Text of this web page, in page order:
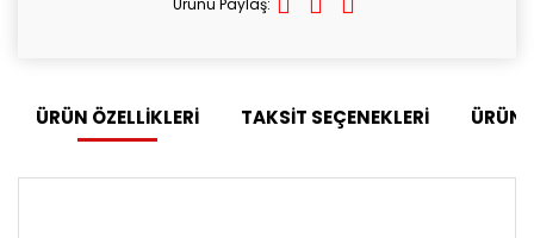
ÜRÜN ÖZELLİKLERİ TAKSİT SEÇENEKLERİ ÜRÜN